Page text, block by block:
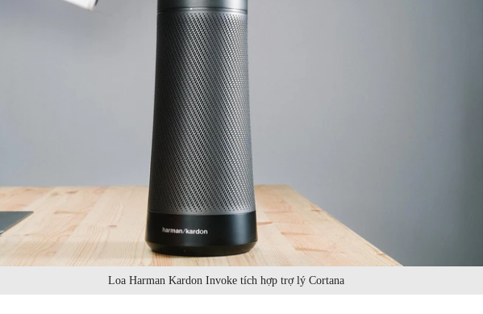
Loa Harman Kardon Invoke tích hợp trợ lý Cortana